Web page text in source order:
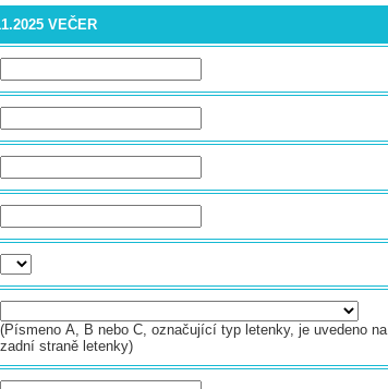
VEČER
(Písmeno A, B nebo C, označující typ letenky, je uvedeno na
zadní straně letenky)